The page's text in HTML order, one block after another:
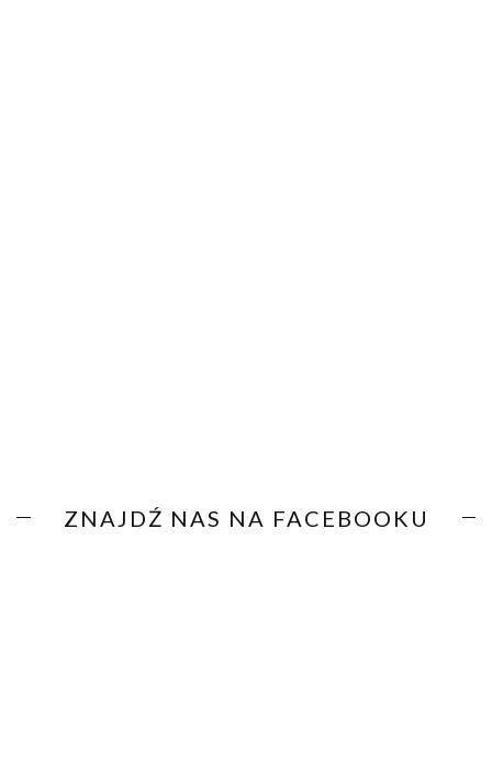
ZNAJDŹ NAS NA FACEBOOKU